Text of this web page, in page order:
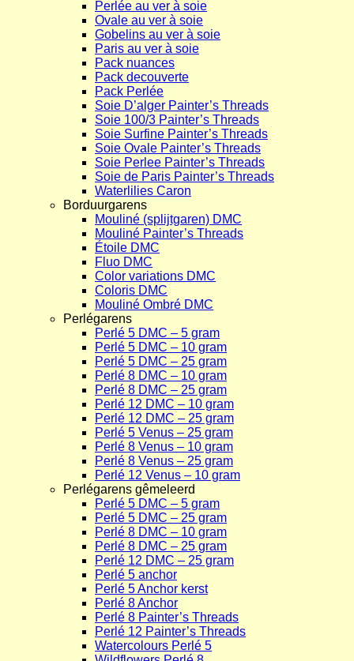
Perlée au ver à soie
Ovale au ver à soie
Gobelins au ver à soie
Paris au ver à soie
Pack nuances
Pack decouverte
Pack Perlée
Soie D’alger Painter’s Threads
Soie 100/3 Painter’s Threads
Soie Surfine Painter’s Threads
Soie Ovale Painter’s Threads
Soie Perlee Painter’s Threads
Soie de Paris Painter’s Threads
Waterlilies Caron
Borduurgarens
Mouliné (splijtgaren) DMC
Mouliné Painter’s Threads
Étoile DMC
Fluo DMC
Color variations DMC
Coloris DMC
Mouliné Ombré DMC
Perlégarens
Perlé 5 DMC – 5 gram
Perlé 5 DMC – 10 gram
Perlé 5 DMC – 25 gram
Perlé 8 DMC – 10 gram
Perlé 8 DMC – 25 gram
Perlé 12 DMC – 10 gram
Perlé 12 DMC – 25 gram
Perlé 5 Venus – 25 gram
Perlé 8 Venus – 10 gram
Perlé 8 Venus – 25 gram
Perlé 12 Venus – 10 gram
Perlégarens gêmeleerd
Perlé 5 DMC – 5 gram
Perlé 5 DMC – 25 gram
Perlé 8 DMC – 10 gram
Perlé 8 DMC – 25 gram
Perlé 12 DMC – 25 gram
Perlé 5 anchor
Perlé 5 Anchor kerst
Perlé 8 Anchor
Perlé 8 Painter’s Threads
Perlé 12 Painter’s Threads
Watercolours Perlé 5